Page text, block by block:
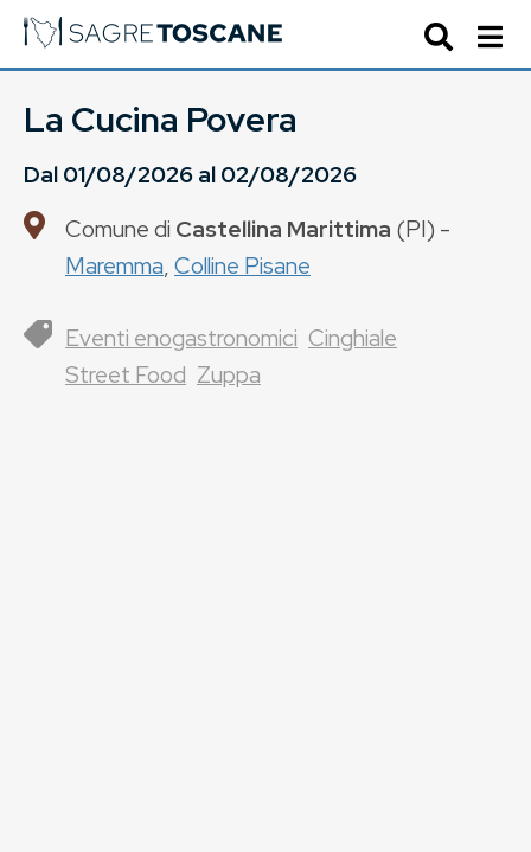
La Cucina Povera
Dal01/08/2026al02/08/2026
Comune di Castellina Marittima (PI) -
Maremma,Colline Pisane
Eventi enogastronomici Cinghiale
Street Food Zuppa